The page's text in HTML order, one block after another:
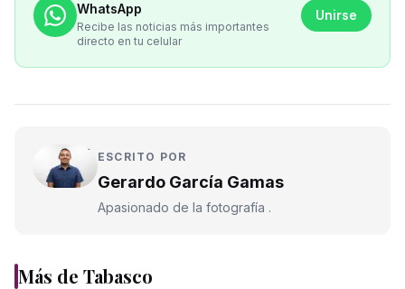
WhatsApp
Recibe las noticias más importantes
directo en tu celular
Unirse
ESCRITO POR
Gerardo García Gamas
Apasionado de la fotografía .
Más de Tabasco